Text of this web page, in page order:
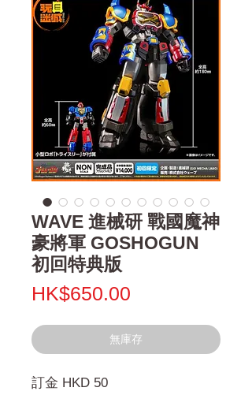
WAVE 進械研 戰國魔神
豪將軍 GOSHOGUN
初回特典版
HK$650.00
無庫存
訂金 HKD 50